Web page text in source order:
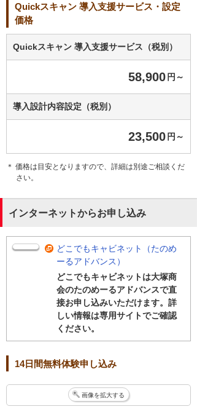
Quickスキャン 導入支援サービス・設定
価格
Quickスキャン 導入支援サービス（税別）
58,900 円～
導入設計内容設定（税別）
23,500 円～
＊ 価格は目安となりますので、詳細は別途ご相談くだ
さい。
インターネットからお申し込み
どこでもキャビネット（たのめ
ーるアドバンス）
どこでもキャビネットは大塚商
会のたのめーるアドバンスで直
接お申し込みいただけます。詳
しい情報は専用サイトでご確認
ください。
14日間無料体験申し込み
画像を拡大する